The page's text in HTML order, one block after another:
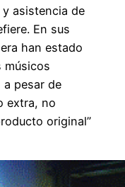
asistencia de
En sus
han estado
músicos
pesar de
extra, no
original”